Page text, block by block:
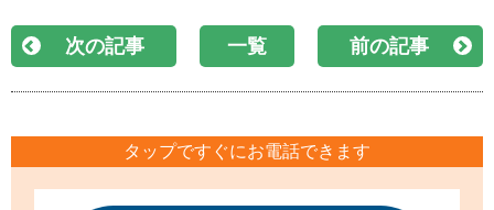
次の記事 一覧 前の記事
タップですぐにお電話できます